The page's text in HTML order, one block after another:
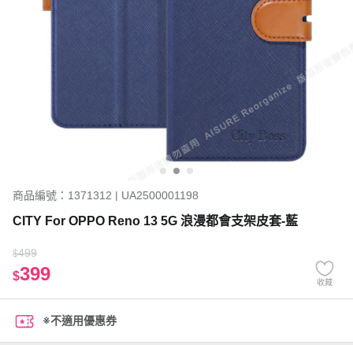
商品編號：1371312 | UA2500001198
CITY For OPPO Reno 13 5G 浪漫都會支架皮套-藍
$499
$399 收藏
※不適用優惠券